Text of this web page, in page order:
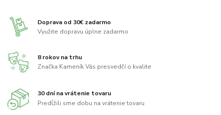
Doprava od 30€ zadarmo
Využite dopravu úplne zadarmo
8 rokov na trhu
Značka Kameník Vás presvedčí o kvalite
30 dní na vrátenie tovaru
Predĺžili sme dobu na vrátenie tovaru